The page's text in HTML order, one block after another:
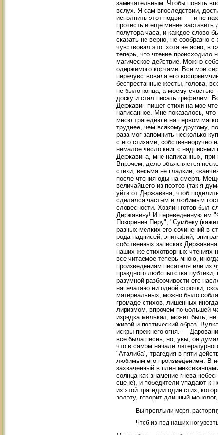
замечательным. Чтобы понять
вслух. Я сам впоследствии,
исполнить этот подвиг — и не
прочесть и еще менее заставить
полутора часа, и каждое слово
сказать не верно, не сообразно
чувствовал это, хотя не ясно, в
теперь, что чтение происходило
магическое действие. Можно
одержимого корчами. Все мои
перечувствовала его
беспрестанные жесты, голова,
не было конца, а моему счастью
доску и стал писать грифелем.
Державин пишет стихи на мое
написанное. Мне показалось,
мною трагедию и на первом
труднее, чем всякому другому,
раза мог запомнить несколько
с его стихами,
немалое число книг с надписями
Державина, мне написанных, при
Впрочем, дело объясняется
стихи, весьма не гладкие,
после чтения оды на смерть
величайшего из поэтов (так я
уйти от Державина, чтоб
сделался частым и любимым
словесности. Хозяин готов был
Державину! И переведенную им
Покорение Перу", "Сумбеку
разных мелких его сочинений в
рода надписей, эпитафий,
собственных записках
наших же стихотворных чтениях
все читаемое теперь мною,
произведениям писателя или из
праздного любопытства
разумной разборчивости его
напечатано ни одной строчки,
материальных, можно было
громаде стихов, лишенных
лиризмом, впрочем по большей
изредка мелькал, может быть, не
живой и поэтический образ.
искры прежнего огня. —
все была песнь; но, увы, он
что в самом начале
"Аталиба", трагедия в пяти
любимым его произведением. В
захваченный в плен
солнца как знамение гнева
сцене), и победители упадают к
из этой трагедии один стих,
золоту, говорит длинный
Вы преплыли моря,
Чтоб из-под наших ног